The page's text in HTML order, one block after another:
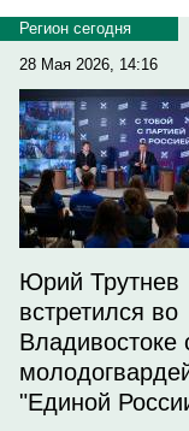
Регион сегодня
28 Мая 2026, 14:16
Юрий Трутнев
встретился во
Владивостоке
"Единой